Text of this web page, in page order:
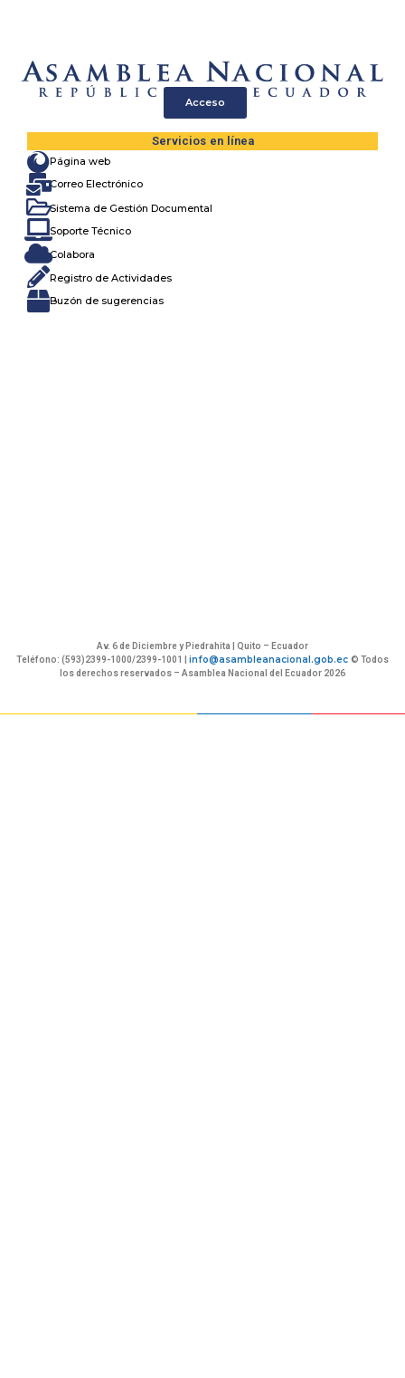
Acceso
Servicios en línea
Página web
Correo Electrónico
Sistema de Gestión Documental
Soporte Técnico
Colabora
Registro de Actividades
Buzón de sugerencias
Av. 6 de Diciembre y Piedrahita | Quito – Ecuador
Teléfono: (593)2399-1000/2399-1001 | info@asambleanacional.gob.ec © Todos
los derechos reservados – Asamblea Nacional del Ecuador 2026